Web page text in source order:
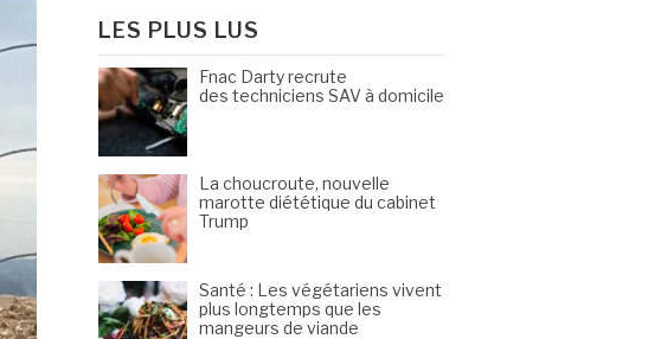
LES PLUS LUS
Fnac Darty recrute
des techniciens SAV à domicile
La choucroute, nouvelle
marotte diététique du cabinet
Trump
Santé : Les végétariens vivent
plus longtemps que les
mangeurs de viande